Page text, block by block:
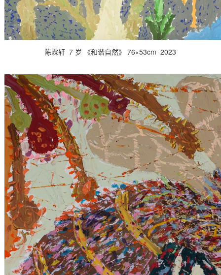
陈霖轩 7 岁 《和谐自然》 76×53cm 2023